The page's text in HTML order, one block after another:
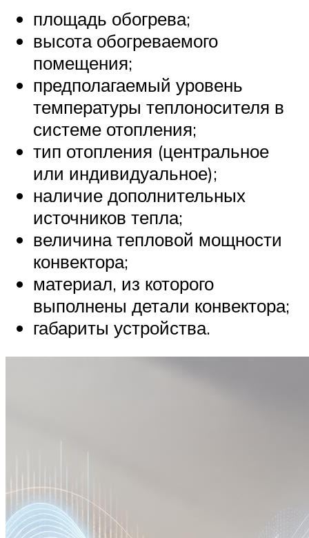
площадь обогрева;
высота обогреваемого
помещения;
предполагаемый уровень
температуры теплоносителя в
системе отопления;
тип отопления (центральное
или индивидуальное);
наличие дополнительных
источников тепла;
величина тепловой мощности
конвектора;
материал, из которого
выполнены детали конвектора;
габариты устройства.